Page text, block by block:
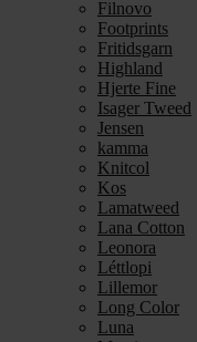
Filnovo
Footprints
Fritidsgarn
Highland
Hjerte Fine
Isager Tweed
Jensen
kamma
Knitcol
Kos
Lamatweed
Lana Cotton
Leonora
Léttlopi
Lillemor
Long Color
Luna